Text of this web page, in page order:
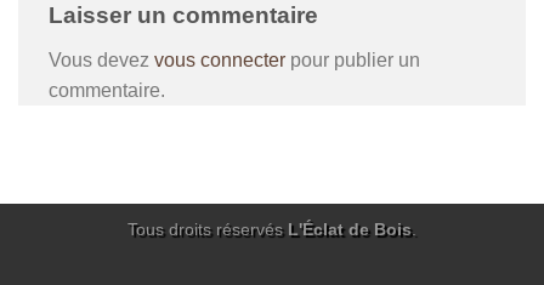
Laisser un commentaire
Vous devez vous connecter pour publier un
commentaire.
Tous droits réservés L'Éclat de Bois.